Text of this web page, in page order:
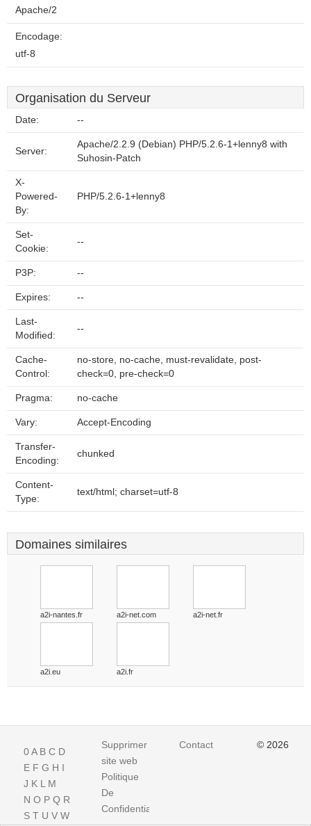
Apache/2
Encodage:
utf-8
Organisation du Serveur
Date: --
Server:
Apache/2.2.9 (Debian) PHP/5.2.6-1+lenny8 with
Suhosin-Patch
X-
Powered-
By:
PHP/5.2.6-1+lenny8
Set-
Cookie:
--
P3P: --
Expires: --
Last-
Modified:
--
Cache-
Control:
no-store, no-cache, must-revalidate, post-
check=0, pre-check=0
Pragma: no-cache
Vary: Accept-Encoding
Transfer-
Encoding:
chunked
Content-
Type:
text/html; charset=utf-8
Domaines similaires
a2i-nantes.fr a2i-net.com a2i-net.fr
a2i.eu a2i.fr
0A B C D
E F G H I
J K L M
N O P Q R
S T U V W
Supprimer
site web
Politique
De
Confidentialite
Contact © 2026